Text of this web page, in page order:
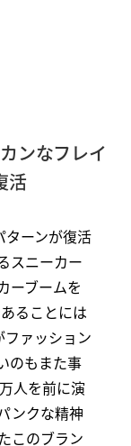
ンなフレイ
活
ターンが復活
スニーカー
ーブームを
ることには
ァッション
のもまた事
人を前に演
ンクな精神
このブラン